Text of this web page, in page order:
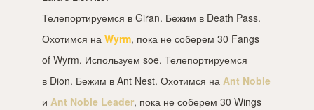
Телепортируемся в Giran. Бежим в Death Pass.
Охотимся на Wyrm, пока не соберем 30 Fangs
of Wyrm. Используем soe. Телепортируемся
в Dion. Бежим в Ant Nest. Охотимся на Ant Noble
и Ant Noble Leader, пока не соберем 30 Wings